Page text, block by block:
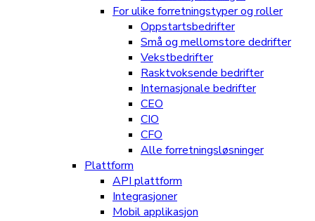
For ulike forretningstyper og roller
Oppstartsbedrifter
Små og mellomstore dedrifter
Vekstbedrifter
Rasktvoksende bedrifter
Internasjonale bedrifter
CEO
CIO
CFO
Alle forretningsløsninger
Plattform
API plattform
Integrasjoner
Mobil applikasjon